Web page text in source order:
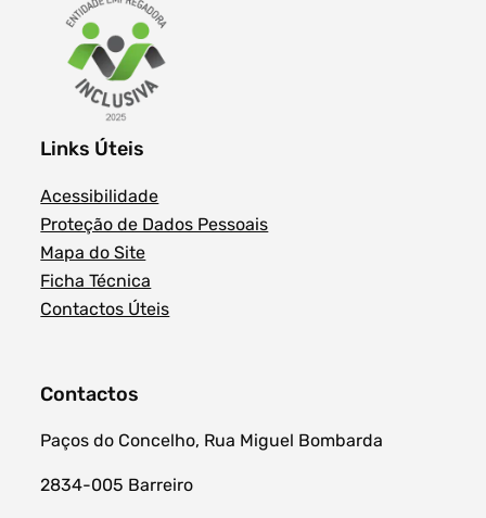
Links Úteis
Acessibilidade
Proteção de Dados Pessoais
Mapa do Site
Ficha Técnica
Contactos Úteis
Contactos
Paços do Concelho, Rua Miguel Bombarda
2834-005 Barreiro